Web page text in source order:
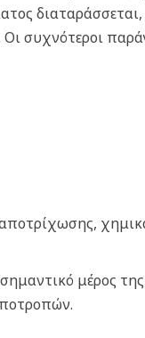
συχνότεροι
αποτρίχωσης,
μέρος